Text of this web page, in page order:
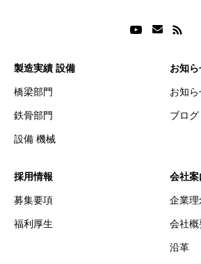
製造実績 設備
橋梁部門
鉄骨部門
設備 機械
お知ら
お知
ブログ
採用情報
募集要項
福利厚生
会社案
企業理
会社概
沿革